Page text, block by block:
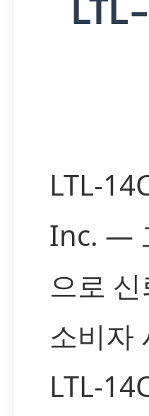
LTL-
Inc. —
으로
소비자
LTL-